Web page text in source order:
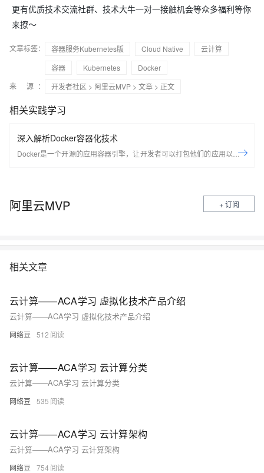
更有优质技术交流社群、技术大牛一对一接触机会等众多福利等你
来撩～
文章标签： 容器服务Kubernetes版 Cloud Native
云计算
容器
Kubernetes
Docker
来 源：
开发者社区 > 阿里云MVP > 文章 > 正文
相关实践学习
深入解析Docker容器化技术
Docker是一个开源的应用容器引擎，让开发者可以打包他们的应用以及依
码时“在我的机器上可正常工作”的问题。运维人员利用Docker可以在隔离
开发的微服务应用。本课程由黑马程序员提供。 &nbsp; &nbsp; 相关的阿
性能可伸缩的容器应用管理能力，支持企业级容器化应用的全生命周期管
理。整合阿里云虚拟化、存储、网络和安全能力，打造云端最佳容器化应
用运行环境。 了解产品详情: https://www.aliyun.com/product/kubernetes
阿里云MVP + 订阅
相关文章
云计算——ACA学习 虚拟化技术产品介绍
云计算——ACA学习 虚拟化技术产品介绍
网络豆 512
云计算——ACA学习 云计算分类
云计算——ACA学习 云计算分类
网络豆 535
云计算——ACA学习 云计算架构
云计算——ACA学习 云计算架构
网络豆 754